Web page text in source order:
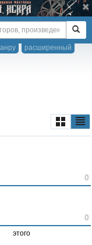
расширенный
0
0